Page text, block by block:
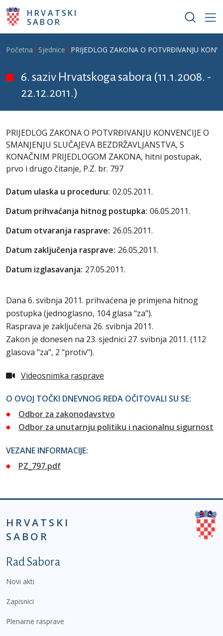
Skoči na glavni sadržaj
HRVATSKI
SABOR
Breadcrumb
Početna Sjednice PRIJEDLOG ZAKONA O POTVRĐIVANJU
6. saziv Hrvatskoga sabora (11.1.2008. -
22.12.2011.)
PRIJEDLOG ZAKONA O POTVRĐIVANJU KONVENCIJE O
SMANJENJU SLUČAJEVA BEZDRŽAVLJANSTVA, S
KONAČNIM PRIJEDLOGOM ZAKONA, hitni postupak,
prvo i drugo čitanje, P.Z. br. 797
Datum ulaska u proceduru: 02.05.2011.
Datum prihvaćanja hitnog postupka: 06.05.2011.
Datum otvaranja rasprave: 26.05.2011.
Datum zaključenja rasprave: 26.05.2011.
Datum izglasavanja: 27.05.2011.
Dana 6. svibnja 2011. prihvaćena je primjena hitnog
postupka (jednoglasno, 104 glasa "za").
Rasprava je zaključena 26. svibnja 2011.
Zakon je donesen na 23. sjednici 27. svibnja 2011. (112
glasova "za", 2 "protiv").
Videosnimka rasprave
O OVOJ TOČKI DNEVNOG REDA OČITOVALI SU SE:
Odbor za zakonodavstvo
Odbor za unutarnju politiku i nacionalnu sigurnost
VEZANE INFORMACIJE:
PZ_797.pdf
HRVATSKI
SABOR
Podnožje prvi izbornik
Rad Sabora
Novi akti
Zapisnici
Plenarne rasprave